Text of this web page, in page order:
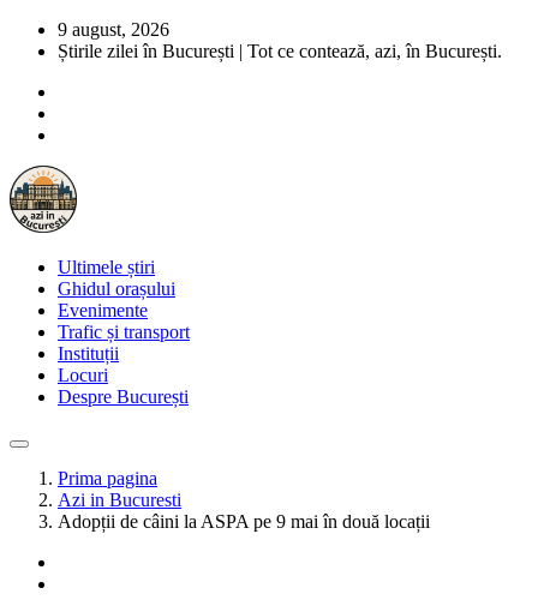
9 august, 2026
Știrile zilei în București | Tot ce contează, azi, în București.
Ultimele știri
Ghidul orașului
Evenimente
Trafic și transport
Instituții
Locuri
Despre București
Prima pagina
Azi in Bucuresti
Adopții de câini la ASPA pe 9 mai în două locații